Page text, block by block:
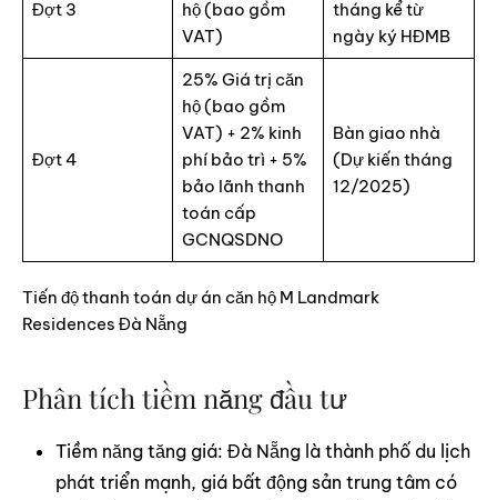
Đợt 3
hộ (bao gồm
VAT)
tháng kể từ
ngày ký HĐMB
Đợt 4
25% Giá trị căn
hộ (bao gồm
VAT) + 2% kinh
phí bảo trì + 5%
bảo lãnh thanh
toán cấp
GCNQSDNO
Bàn giao nhà
(Dự kiến tháng
12/2025)
Tiến độ thanh toán dự án căn hộ M Landmark
Residences Đà Nẵng
Phân tích tiềm năng đầu tư
Tiềm năng tăng giá: Đà Nẵng là thành phố du lịch
phát triển mạnh, giá bất động sản trung tâm có